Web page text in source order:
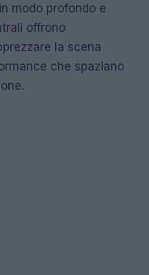
modo profondo e
offrono
la scena
che spaziano